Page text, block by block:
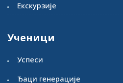
Екскурзије
Ученици
Успеси
Ђаци генерације